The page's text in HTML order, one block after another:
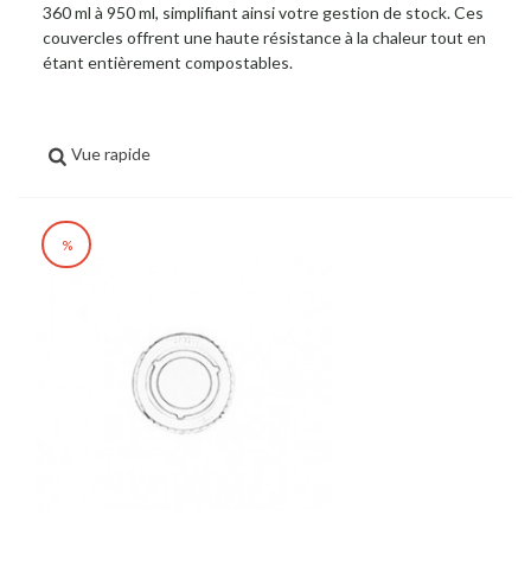
360 ml à 950 ml, simplifiant ainsi votre gestion de stock. Ces
couvercles offrent une haute résistance à la chaleur tout en
étant entièrement compostables.
Vue rapide
%